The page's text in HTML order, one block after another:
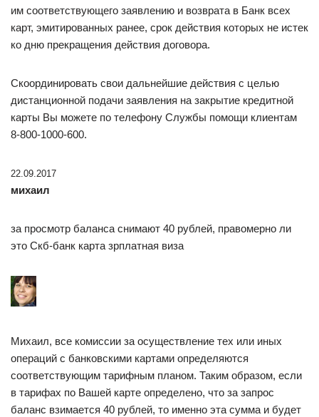
им соответствующего заявлению и возврата в Банк всех
карт, эмитированных ранее, срок действия которых не истек
ко дню прекращения действия договора.
Скоординировать свои дальнейшие действия с целью
дистанционной подачи заявления на закрытие кредитной
карты Вы можете по телефону Службы помощи клиентам
8-800-1000-600.
22.09.2017
михаил
за просмотр баланса снимают 40 рублей, правомерно ли
это Скб-банк карта зрплатная виза
Михаил, все комиссии за осуществление тех или иных
операций с банковскими картами определяются
соответствующим тарифным планом. Таким образом, если
в тарифах по Вашей карте определено, что за запрос
баланс взимается 40 рублей, то именно эта сумма и будет